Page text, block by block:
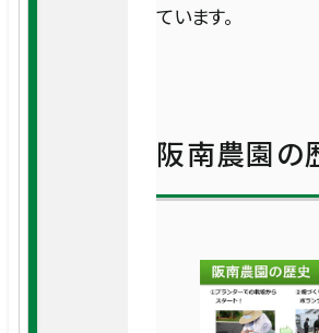
泌尿器科
眼科
リハビリテーション科
匿名加工情
活動・取り組み
8:00-11:45
診察 13:30〜
診察 9:00〜
ています。
阪南農園の